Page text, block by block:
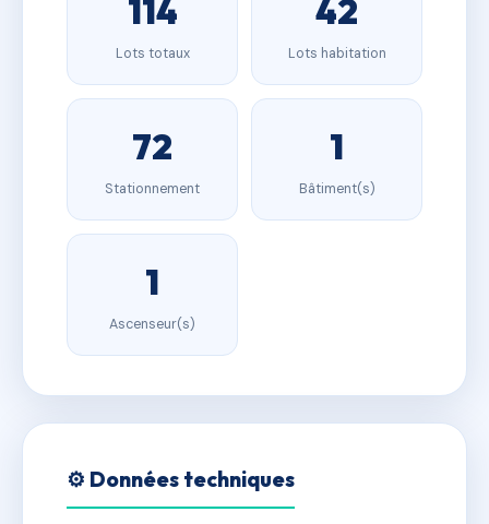
114
Lots totaux
42
Lots habitation
72
Stationnement
1
Bâtiment(s)
1
Ascenseur(s)
⚙️ Données techniques